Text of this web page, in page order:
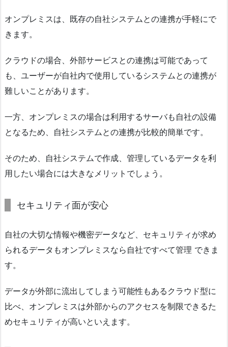
オンプレミスは、既存の自社システムとの連携が手軽にで
きます。
クラウドの場合、外部サービスとの連携は可能であって
も、ユーザーが自社内で使用しているシステムとの連携が
難しいことがあります。
一方、オンプレミスの場合は利用するサーバも自社の設備
となるため、自社システムとの連携が比較的簡単です。
そのため、自社システムで作成、管理しているデータを利
用したい場合には大きなメリットでしょう。
セキュリティ面が安心
自社の大切な情報や機密データなど、セキュリティが求め
られるデータもオンプレミスなら自社ですべて管理 できま
す。
データが外部に流出してしまう可能性もあるクラウド型に
比べ、オンプレミスは外部からのアクセスを制限できるた
めセキュリティが高いといえます。